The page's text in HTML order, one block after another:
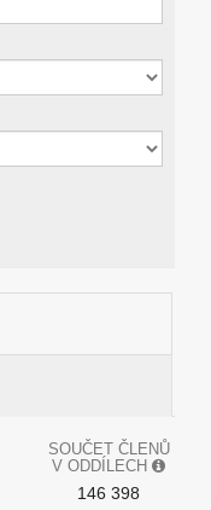
SOUČET ČLENŮ
V ODDÍLECH
146 398